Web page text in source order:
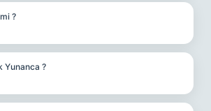
?
Yunanca ?